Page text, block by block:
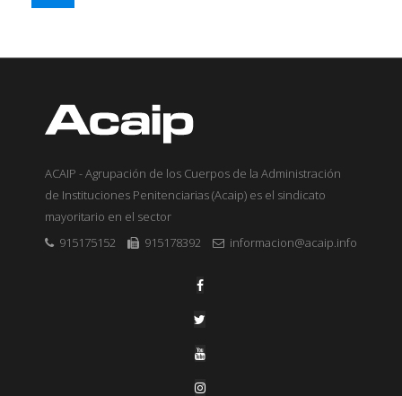
ACAIP - Agrupación de los Cuerpos de la Administración
de Instituciones Penitenciarias (Acaip) es el sindicato
mayoritario en el sector
915175152
915178392 informacion@acaip.info